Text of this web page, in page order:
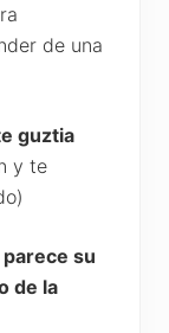
de una
guztia
y te
su
de la